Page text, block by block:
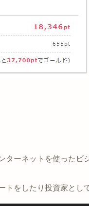
ーネットを使ったビ
をしたり投資家とし